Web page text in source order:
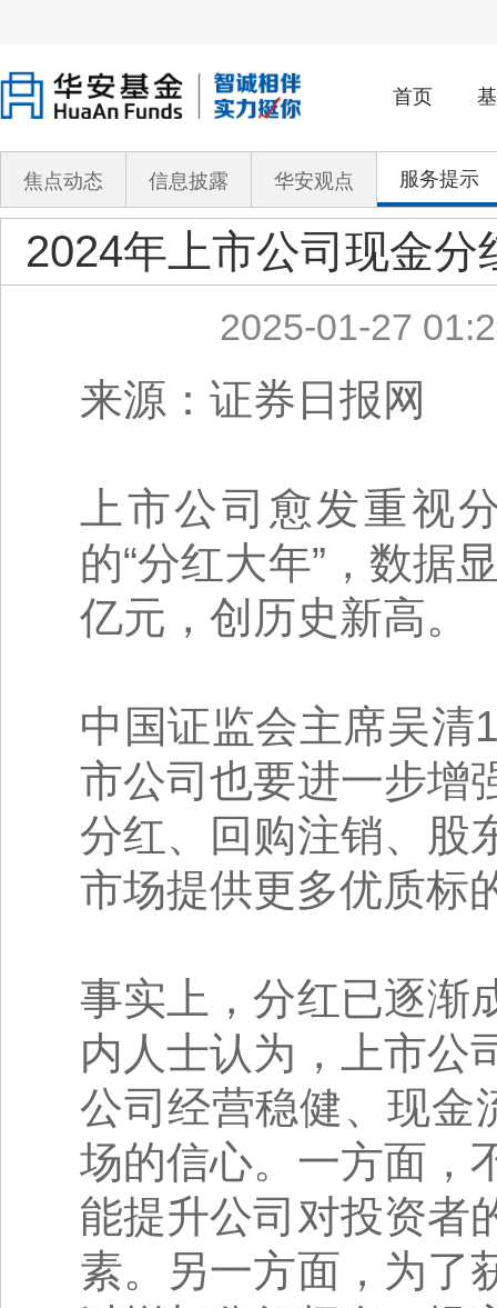
首页
焦点动态 信息披露 华安观点 服务提示
2024年上市公司现金
2025-01-27
来源：证券日报网
上市公司愈发重视
的“分红大年”，数据
亿元，创历史新高。
中国证监会主席吴清
市公司也要进一步增
分红、回购注销、股
市场提供更多优质标
事实上，分红已逐渐
内人士认为，上市公
公司经营稳健、现金
场的信心。一方面，
能提升公司对投资者
素。另一方面，为了